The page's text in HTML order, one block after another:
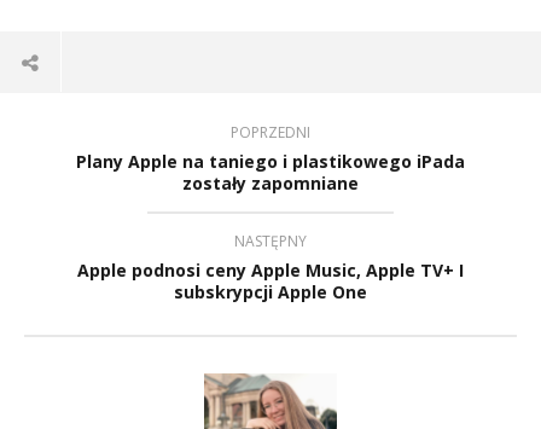
POPRZEDNI
Plany Apple na taniego i plastikowego iPada
zostały zapomniane
NASTĘPNY
Apple podnosi ceny Apple Music, Apple TV+ I
subskrypcji Apple One